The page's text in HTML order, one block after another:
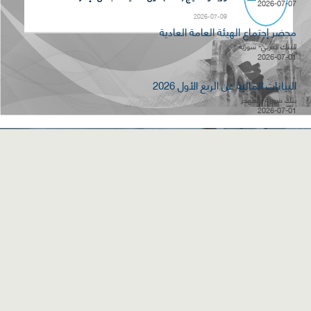
2026-07-09
2026-07-07
محضر إجتماع الهيئة العامة العادية
البنك العربي- سورية
2026-07-01
البيانات المالية عن الربع الأول 2026
بنك سورية والمهجر
2026-07-01